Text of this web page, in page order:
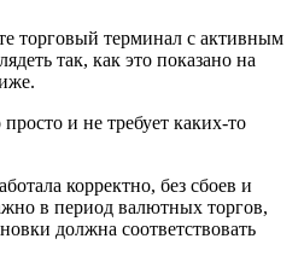
торговый терминал с активным
так, как это показано на
и не требует каких-то
корректно, без сбоев и
в период валютных торгов,
должна соответствовать